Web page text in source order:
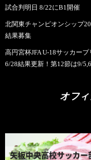
試合判明日 8/22にB1開催
北関東チャンピオンシップ
結果募集
高円宮杯JFA U-18サッカー
6/28結果更新！第12節は9/
オフ